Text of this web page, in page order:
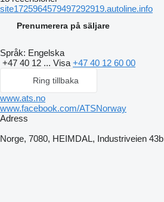
site1725964579497292919.autoline.info
Prenumerera på säljare
Språk: Engelska
+47 40 12 ... Visa +47 40 12 60 00
Ring tillbaka
www.ats.no
www.facebook.com/ATSNorway
Adress
Norge, 7080, HEIMDAL, Industriveien 43b